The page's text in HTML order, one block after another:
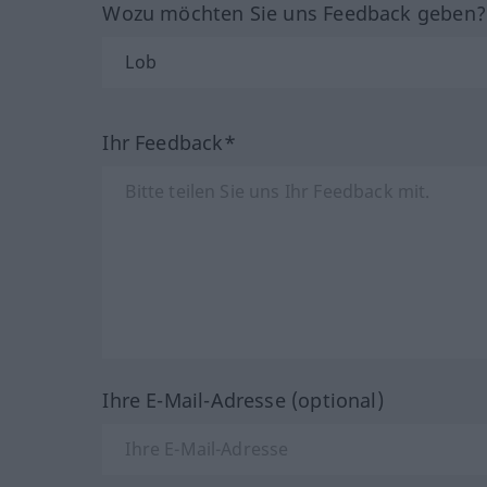
Wozu möchten Sie uns Feedback
Ihr Feedback*
Ihre E-Mail-Adresse (optional)